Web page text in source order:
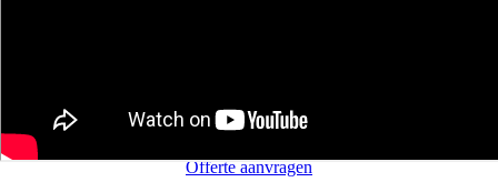
Offerte aanvragen